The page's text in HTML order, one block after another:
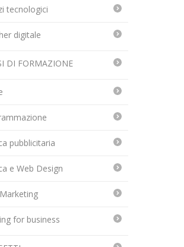
tecnologici
digitale
DI FORMAZIONE
pubblicitaria
e Web Design
for business